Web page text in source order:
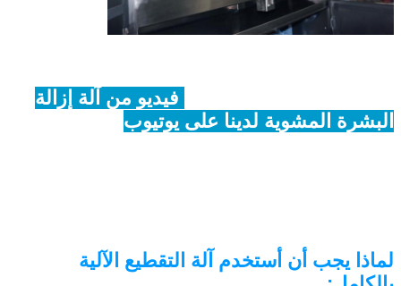
فيديو من آلة إزالة
البشرة المشوية لدينا على يوتيوب
لماذا يجب أن أستخدم آلة التقطيع الآلية